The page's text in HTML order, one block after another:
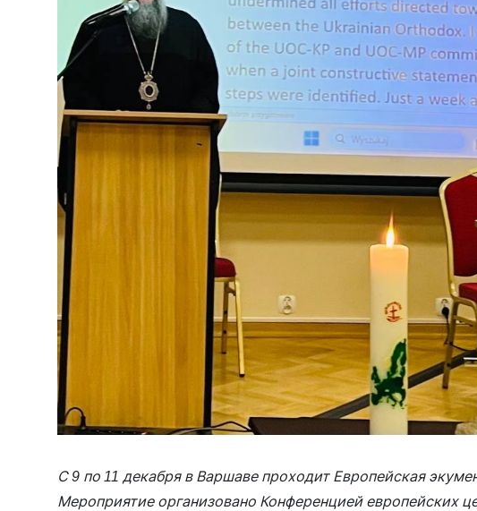
С 9 по 11 декабря в Варшаве проходит Европейская
Мероприятие организовано Конференцией европейских